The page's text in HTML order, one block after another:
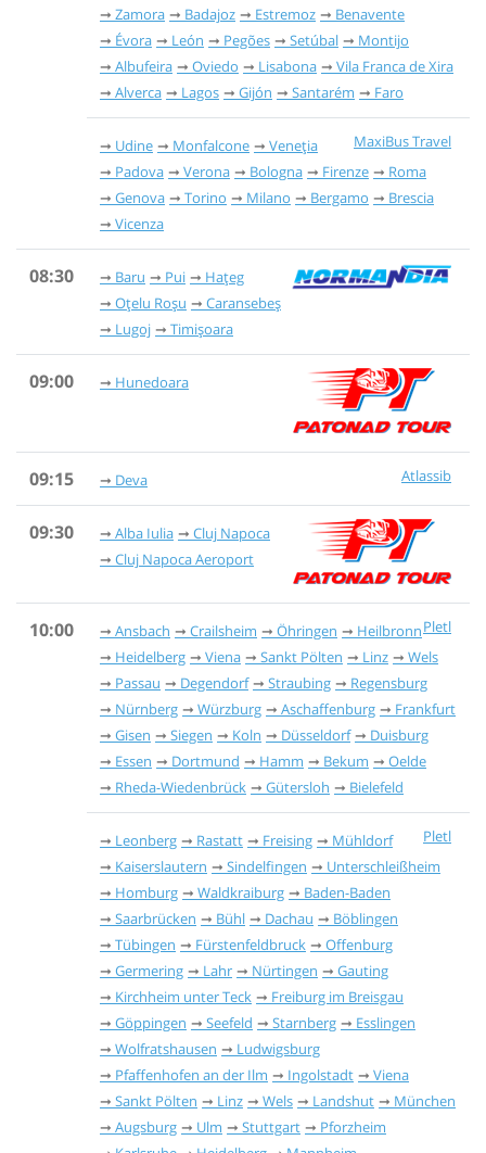
Zamora
Badajoz Estremoz
Benavente
Évora
León Pegões Setúbal
Montijo
Albufeira
Oviedo Lisabona
Vila Franca de Xira
Alverca
Lagos Gijón Santarém Faro
MaxiBus Travel
Udine Monfalcone
Veneția
Padova
Verona Bologna Firenze
Roma
Genova
Torino Milano Bergamo
Brescia
Vicenza
08:30 Baru Pui
Hațeg
Oțelu Roșu
Caransebeș
Lugoj
Timișoara
09:00 Hunedoara
09:15 Atlassib
Deva
09:30 Alba Iulia
Cluj Napoca
Cluj Napoca Aeroport
10:00 Pletl
Ansbach Crailsheim Öhringen
Heilbronn
Heidelberg
Viena Sankt Pölten Linz
Wels
Passau
Degendorf Straubing
Regensburg
Nürnberg
Würzburg Aschaffenburg
Frankfurt
Gisen
Siegen Koln Düsseldorf
Duisburg
Essen
Dortmund Hamm Bekum
Oelde
Rheda-Wiedenbrück
Gütersloh Bielefeld
Pletl
Leonberg Rastatt Freising
Mühldorf
Kaiserslautern
Sindelfingen
Unterschleißheim
Homburg
Waldkraiburg
Baden-Baden
Saarbrücken
Bühl Dachau
Böblingen
Tübingen
Fürstenfeldbruck
Offenburg
Germering
Lahr Nürtingen
Gauting
Kirchheim unter Teck
Freiburg im Breisgau
Göppingen
Seefeld Starnberg
Esslingen
Wolfratshausen
Ludwigsburg
Pfaffenhofen an der Ilm
Ingolstadt
Viena
Sankt Pölten
Linz Wels Landshut
München
Augsburg
Ulm Stuttgart
Pforzheim